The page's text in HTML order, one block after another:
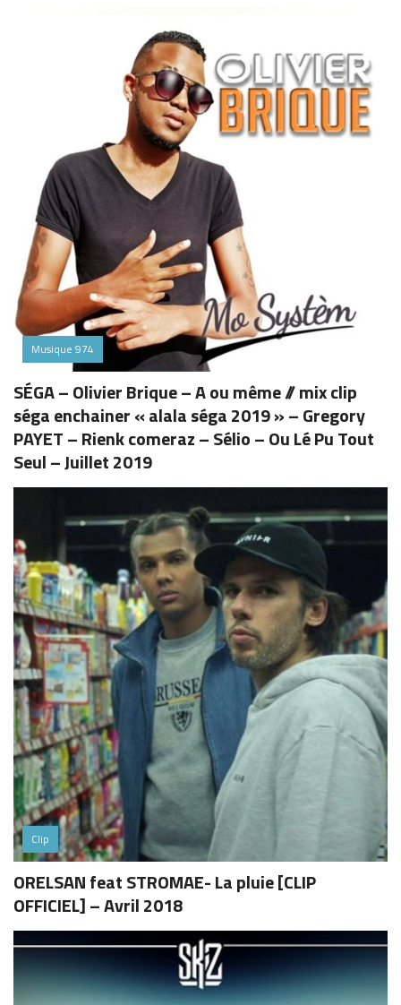
Musique 974
SÉGA – Olivier Brique – A ou même // mix clip
séga enchainer « alala séga 2019 » – Gregory
PAYET – Rienk comeraz – Sélio – Ou Lé Pu Tout
Seul – Juillet 2019
Clip
ORELSAN feat STROMAE- La pluie [CLIP
OFFICIEL] – Avril 2018